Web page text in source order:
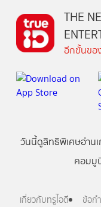
THE
อีกขั้นขอ
วันนี้ดูสิทธิพิเศษอ่าน
คอมมู
เกี่ยวกับทรูไอดี ข้อก